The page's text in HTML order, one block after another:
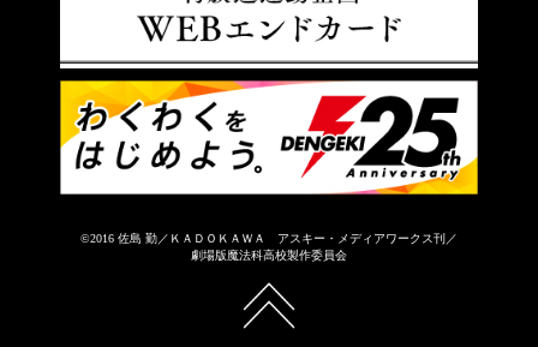
©2016 佐島 勤／ＫＡＤＯＫＡＷＡ アスキー・メディアワークス刊／
劇場版魔法科高校製作委員会